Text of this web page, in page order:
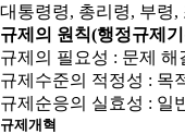
대통령령, 총리령, 부령
규제의 원칙(행정규제
규제의 필요성 : 문제
규제수준의 적정성 : 목
규제순응의 실효성 : 일
규제개혁